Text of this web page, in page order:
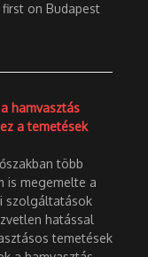
on Budapest
hamvasztás
a temetések
több
is megemelte a
szolgáltatások
hatással
temetések